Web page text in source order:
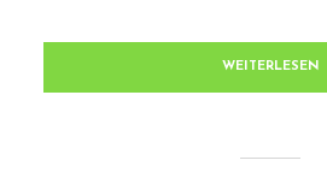
WEITERLESEN